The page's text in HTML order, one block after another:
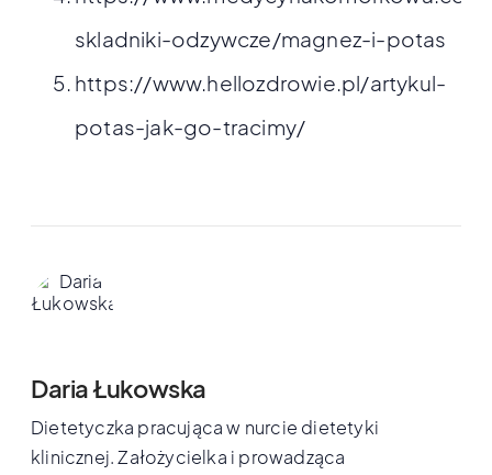
skladniki-odzywcze/magnez-i-potas
https://www.hellozdrowie.pl/artykul-
potas-jak-go-tracimy/
Daria Łukowska
Dietetyczka pracująca w nurcie dietetyki
klinicznej. Założycielka i prowadząca